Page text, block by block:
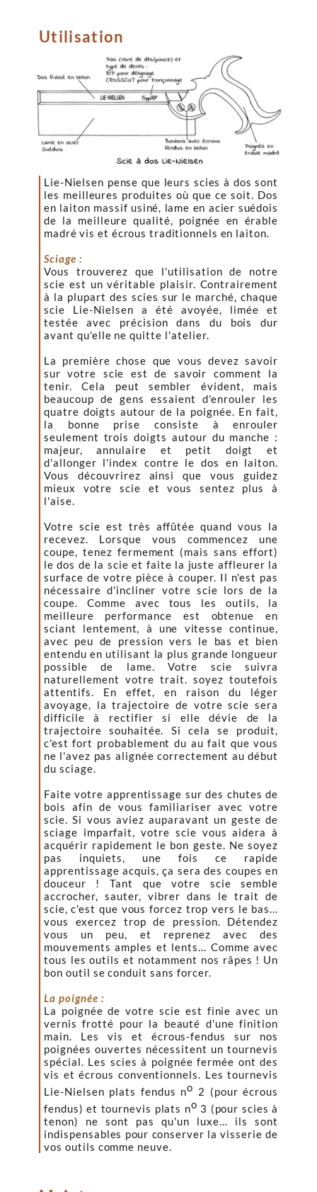
Utilisation
Lie-Nielsen pense que leurs scies à dos sont
les meilleures produites où que ce soit. Dos
en laiton massif usiné, lame en acier suédois
de la meilleure qualité, poignée en érable
madré vis et écrous traditionnels en laiton.
Sciage :
Vous trouverez que l'utilisation de notre
scie est un véritable plaisir. Contrairement
à la plupart des scies sur le marché, chaque
scie Lie-Nielsen a été avoyée, limée et
testée avec précision dans du bois dur
avant qu'elle ne quitte l'atelier.
La première chose que vous devez savoir
sur votre scie est de savoir comment la
tenir. Cela peut sembler évident, mais
beaucoup de gens essaient d'enrouler les
quatre doigts autour de la poignée. En fait,
la bonne prise consiste à enrouler
seulement trois doigts autour du manche :
majeur, annulaire et petit doigt et
d'allonger l'index contre le dos en laiton.
Vous découvrirez ainsi que vous guidez
mieux votre scie et vous sentez plus à
l'aise.
Votre scie est très affûtée quand vous la
recevez. Lorsque vous commencez une
coupe, tenez fermement (mais sans effort)
le dos de la scie et faite la juste affleurer la
surface de votre pièce à couper. Il n'est pas
nécessaire d'incliner votre scie lors de la
coupe. Comme avec tous les outils, la
meilleure performance est obtenue en
sciant lentement, à une vitesse continue,
avec peu de pression vers le bas et bien
entendu en utilisant la plus grande longueur
possible de lame. Votre scie suivra
naturellement votre trait. soyez toutefois
attentifs. En effet, en raison du léger
avoyage, la trajectoire de votre scie sera
difficile à rectifier si elle dévie de la
trajectoire souhaitée. Si cela se produit,
c'est fort probablement du au fait que vous
ne l'avez pas alignée correctement au début
du sciage.
Faite votre apprentissage sur des chutes de
bois afin de vous familiariser avec votre
scie. Si vous aviez auparavant un geste de
sciage imparfait, votre scie vous aidera à
acquérir rapidement le bon geste. Ne soyez
pas inquiets, une fois ce rapide
apprentissage acquis, ça sera des coupes en
douceur ! Tant que votre scie semble
accrocher, sauter, vibrer dans le trait de
scie, c'est que vous forcez trop vers le bas...
vous exercez trop de pression. Détendez
vous un peu, et reprenez avec des
mouvements amples et lents... Comme avec
tous les outils et notamment nos râpes ! Un
bon outil se conduit sans forcer.
La poignée :
La poignée de votre scie est finie avec un
vernis frotté pour la beauté d'une finition
main. Les vis et écrous-fendus sur nos
poignées ouvertes nécessitent un tournevis
spécial. Les scies à poignée fermée ont des
vis et écrous conventionnels. Les tournevis
Lie-Nielsen plats fendus no 2 (pour écrous
fendus) et tournevis plats no 3 (pour scies à
tenon) ne sont pas qu'un luxe... ils sont
indispensables pour conserver la visserie de
vos outils comme neuve.